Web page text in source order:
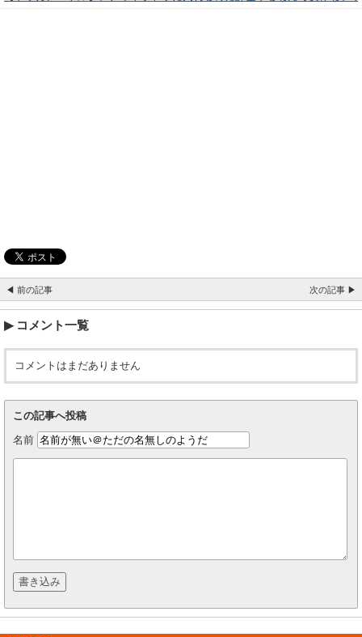
◀ 前の記事 次の記事 ▶
コメント一覧
コメントはまだありません
この記事へ投稿
名前